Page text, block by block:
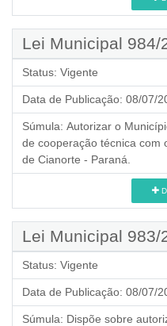
Lei Municipal 984/
Status: Vigente
Data de Publicação: 08/07/
Súmula: Autorizar o
de cooperação técnica com
de Cianorte - Paraná.
Lei Municipal 983/
Status: Vigente
Data de Publicação: 08/07/
Súmula: Dispõe sobre